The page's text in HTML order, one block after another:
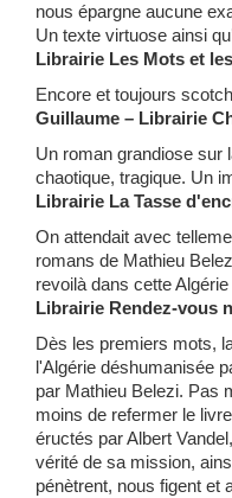
nous épargne aucune
Un texte virtuose ainsi
Librairie Les Mots et
Encore et toujours
Guillaume – Librairie
Un roman grandiose sur
chaotique, tragique. Un
Librairie La Tasse
On attendait avec
romans de Mathieu
revoilà dans cette
Librairie Rendez-vous
Dès les premiers mots,
l'Algérie déshumanisée
par Mathieu Belezi. Pas
moins de refermer le
éructés par Albert
vérité de sa mission,
pénètrent, nous figent et